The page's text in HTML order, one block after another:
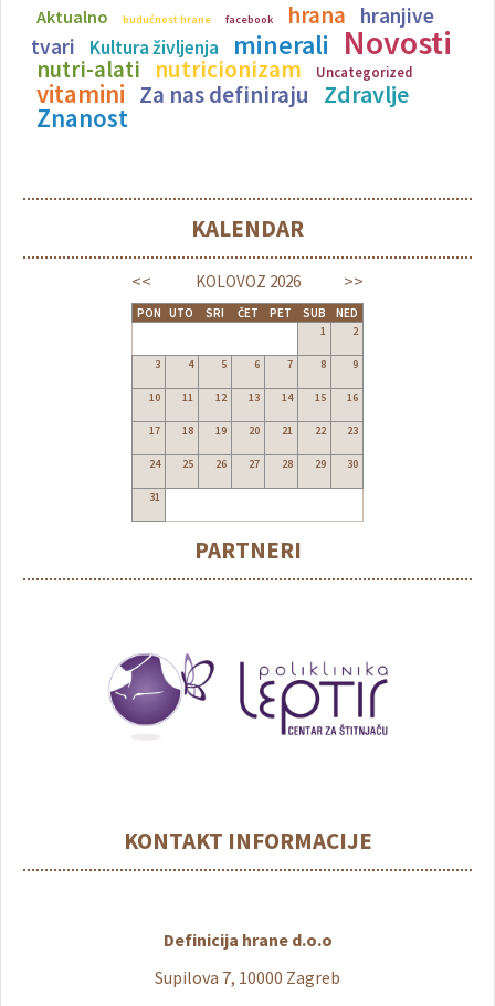
Aktualno budućnost hrane facebook hrana
hranjive
tvari
Kultura življenja minerali Novosti
nutri-alati nutricionizam Uncategorized
vitamini Za nas definiraju Zdravlje
Znanost
KALENDAR
<< >>
KOLOVOZ 2026
PON UTO SRI ČET PET SUB NED
1 2
3 4 5 6 7 8 9
10 11 12 13 14 15 16
17 18 19 20 21 22 23
24 25 26 27 28 29 30
31
PARTNERI
KONTAKT INFORMACIJE
Definicija hrane d.o.o
Supilova 7, 10000 Zagreb